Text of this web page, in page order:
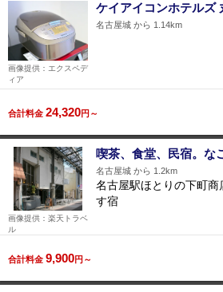
ケイアイコンホテルズ
名古屋城 から 1.14km
画像提供：エクスペデ
ィア
合計料金 24,320円～
喫茶、食堂、民宿。な
名古屋城 から 1.2km
名古屋駅ほとりの下町
す宿
画像提供：楽天トラベ
ル
合計料金 9,900円～